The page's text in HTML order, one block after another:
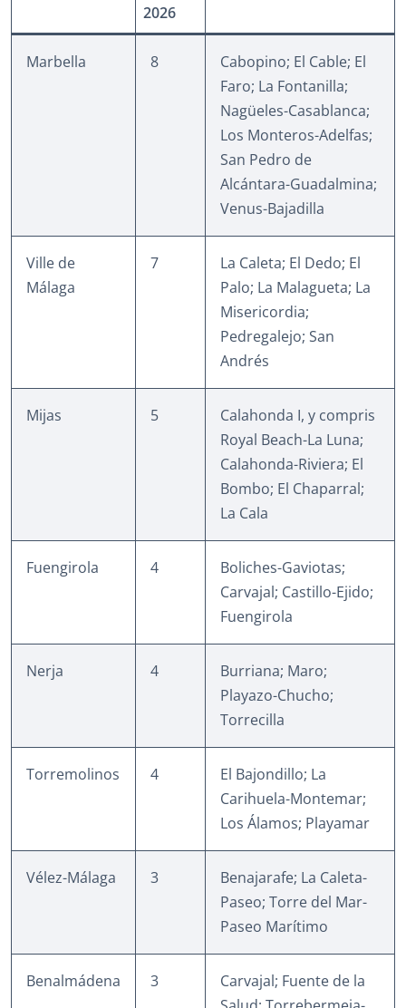
2026
Marbella 8
Cabopino; El Cable; El
Faro; La Fontanilla;
Nagüeles-Casablanca;
Los Monteros-Adelfas;
San Pedro de
Alcántara-Guadalmina;
Venus-Bajadilla
Ville de
Málaga
7
La Caleta; El Dedo; El
Palo; La Malagueta; La
Misericordia;
Pedregalejo; San
Andrés
Mijas 5
Calahonda I, y compris
Royal Beach-La Luna;
Calahonda-Riviera; El
Bombo; El Chaparral;
La Cala
Fuengirola 4
Boliches-Gaviotas;
Carvajal; Castillo-Ejido;
Fuengirola
Nerja 4
Burriana; Maro;
Playazo-Chucho;
Torrecilla
Torremolinos 4
El Bajondillo; La
Carihuela-Montemar;
Los Álamos; Playamar
Vélez-Málaga 3
Benajarafe; La Caleta-
Paseo; Torre del Mar-
Paseo Marítimo
Benalmádena 3
Carvajal; Fuente de la